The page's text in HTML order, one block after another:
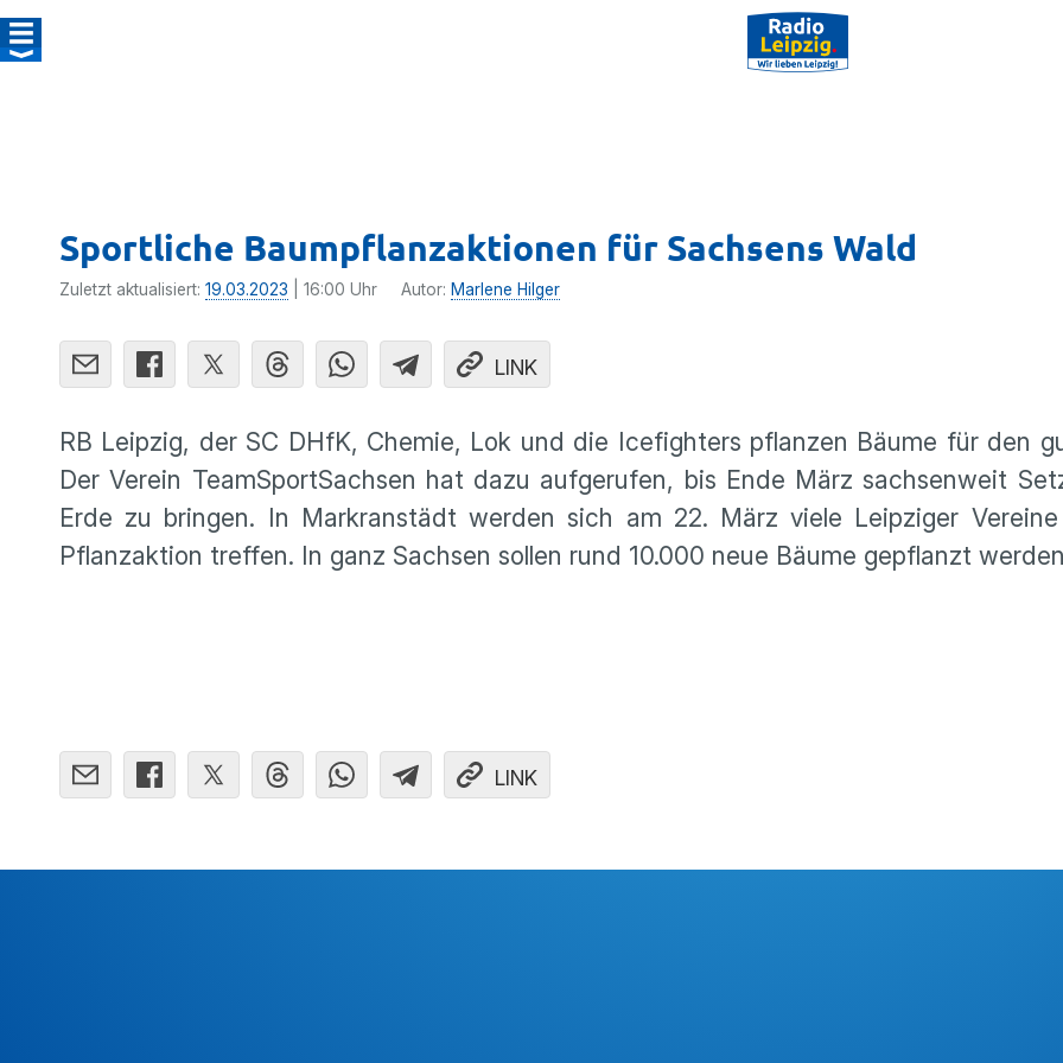
Sportliche Baumpflanzaktionen für Sachsens Wald
Zuletzt aktualisiert: 19.03.2023 | 16:00 Uhr Autor: Marlene Hilger
LINK
RB Leipzig, der SC DHfK, Chemie, Lok und die Icefighters pflanzen Bäume für den
Der Verein TeamSportSachsen hat dazu aufgerufen, bis Ende März sachsenweit
Erde zu bringen. In Markranstädt werden sich am 22. März viele Leipziger
Pflanzaktion treffen. In ganz Sachsen sollen rund 10.000 neue Bäume gepflanzt
LINK